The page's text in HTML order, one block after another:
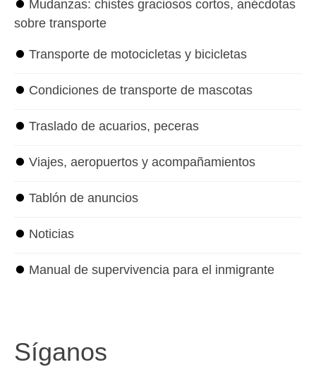
⏺ Mudanzas: chistes graciosos cortos, anécdotas
sobre transporte
⏺ Transporte de motocicletas y bicicletas
⏺ Condiciones de transporte de mascotas
⏺ Traslado de acuarios, peceras
⏺ Viajes, aeropuertos y acompañamientos
⏺ Tablón de anuncios
⏺ Noticias
⏺ Manual de supervivencia para el inmigrante
Síganos